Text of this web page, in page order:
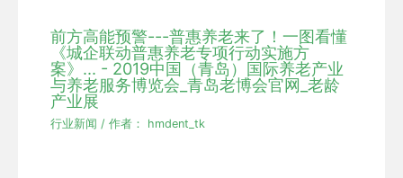
前方高能预警---普惠养老来了！一图看懂
《城企联动普惠养老专项行动实施方
案》... - 2019中国（青岛）国际养老产业
与养老服务博览会_青岛老博会官网_老龄
产业展
行业新闻 / 作者： hmdent_tk